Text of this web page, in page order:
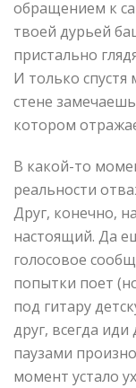
обращением к
твоей дурьей
пристально
И только
стене
котором
В какой-то
реальности
Друг, конечно,
настоящий. Да
голосовое
попытки поет
под гитару
друг, всегда
паузами
момент устало